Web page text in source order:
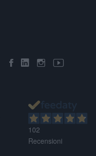
102
Recensioni